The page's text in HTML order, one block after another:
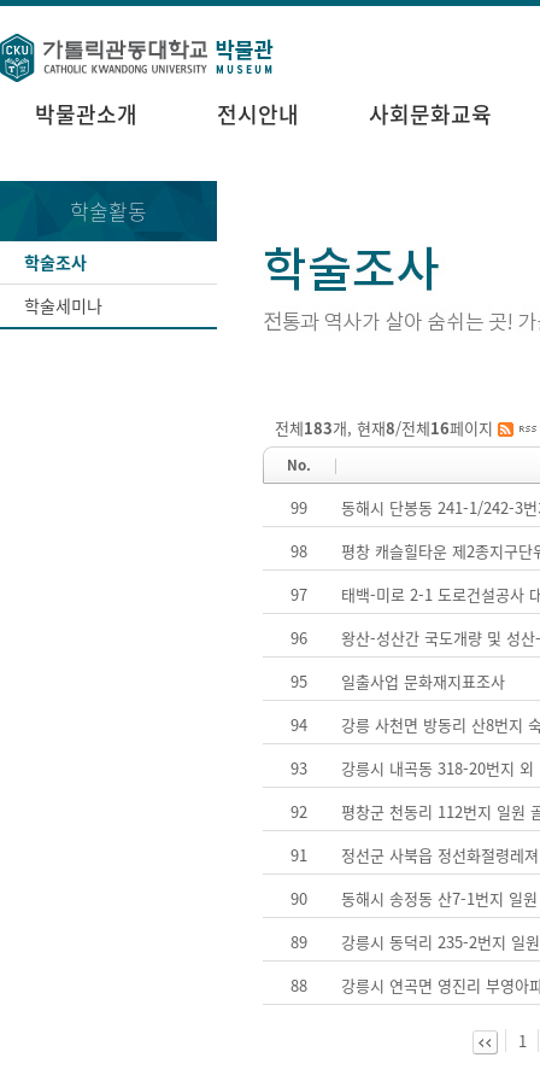
박물관소개 전시안내 사회문화교육
학술활동
학술조사
학술세미나
전체183개, 현재8/전체16페이지
No.
99
동해시 단봉동 241-1/242-3
98
평창 캐슬힐타운 제2종지구
97
태백-미로 2-1 도로건설공사
96
왕산-성산간 국도개량 및 성
95
일출사업 문화재지표조사
94
강릉 사천면 방동리 산8번지
93
강릉시 내곡동 318-20번지
92
평창군 천동리 112번지 일원
91
정선군 사북읍 정선화절령레
90
동해시 송정동 산7-1번지 일
89
강릉시 동덕리 235-2번지 일
88
강릉시 연곡면 영진리 부영아
1